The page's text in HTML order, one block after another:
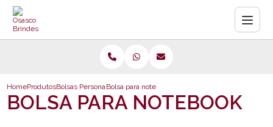
HomeProdutosBolsas PersonalizadasBolsa para notebook
BOLSA PARA NOTEBOOK